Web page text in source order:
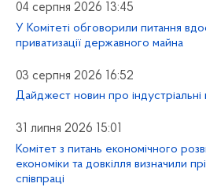
04 серпня 2026 13:45
У Комітеті обговорили питання
приватизації державного майна
03 серпня 2026 16:52
Дайджест новин про індустріальні
31 липня 2026 15:01
Комітет з питань економічного
економіки та довкілля визначили
співпраці